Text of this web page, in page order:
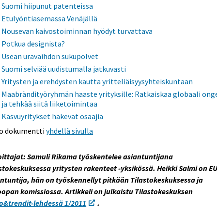
Suomi hiipunut patenteissa
Etulyöntiasemassa Venäjällä
Nousevan kaivostoiminnan hyödyt turvattava
Potkua designista?
Usean uravaihdon sukupolvet
Suomi selviää uudistumalla jatkuvasti
Yritysten ja erehdysten kautta yritteliäisyysyhteiskuntaan
Maabrändityöryhmän haaste yrityksille: Ratkaiskaa globaali
ja tehkää siitä liiketoimintaa
Kasvuyritykset hakevat osaajia
dokumenttiyhdellä sivulla
Samuli Rikama työskentelee asiantuntijana
yritysten rakenteet -yksikössä. Heikki Salmi on
hän on työskennellyt pitkään Tilastokeskuksessa ja
komissiossa. Artikkeli on julkaistu Tilastokeskuksen
lehdessä 1/2011
.